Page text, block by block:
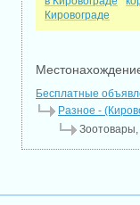
Кировограде
Бесплатные
Разное -